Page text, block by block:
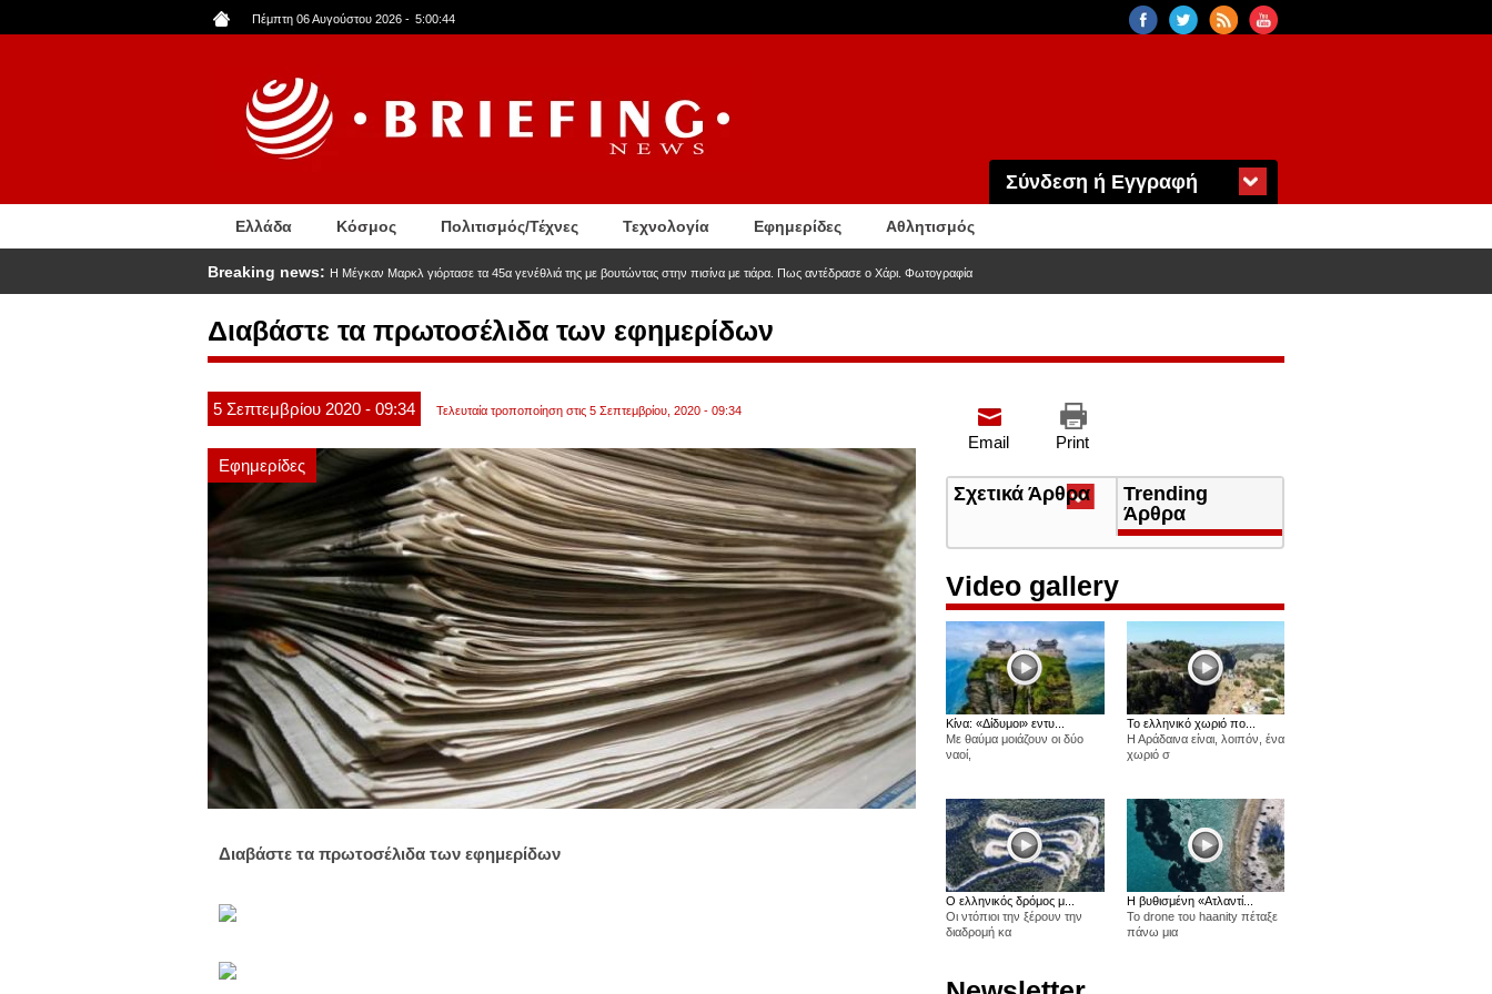
προς
Πέμπτη 06 Αυγούστου 2026 - 5:00:44
Σύνδεση ή Εγγραφή
Ελλάδα Κόσμος Πολιτισμός/Τέχνες Τεχνολογία Εφημερίδες Αθλητισμός
Breaking news: Η Μέγκαν Μαρκλ γιόρτασε τα 45α γενέθλιά της με βουτώντας στην πισίνα με τιάρα. Πως αντέδρασε ο Χάρι. Φωτογραφία
Διαβάστε τα πρωτοσέλιδα των εφημερίδων
5 Σεπτεμβρίου 2020 - 09:34 Τελευταία τροποποίηση στις 5 Σεπτεμβρίου, 2020 - 09:34
Εφημερίδες
Διαβάστε τα πρωτοσέλιδα των εφημερίδων
Print
Email
Σχετικά Άρθρα (ενεργή
καρτέλα)
Trending
Άρθρα
Video gallery
Κίνα: «Δίδυμοι» εντυ...
Με θαύμα μοιάζουν οι δύο
ναοί,
Το ελληνικό χωριό πο...
Η Αράδαινα είναι, λοιπόν, ένα
χωριό σ
Ο ελληνικός δρόμος μ...
Οι ντόπιοι την ξέρουν την
διαδρομή κα
Η βυθισμένη «Ατλαντί...
Το drone του haanity πέταξε
πάνω μια